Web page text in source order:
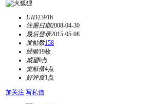
UID23916
注册日期2008-04-30
最后登录2015-05-08
发帖数158
经验19枚
威望0点
贡献值4点
好评度1点
加关注 写私信